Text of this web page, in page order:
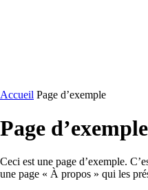
Accueil Page d’exemple
Page d’exemple
Ceci est une page d’exemple.
une page « À propos » qui les